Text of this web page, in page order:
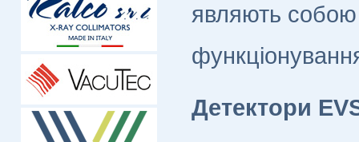
являють собою
Детектори